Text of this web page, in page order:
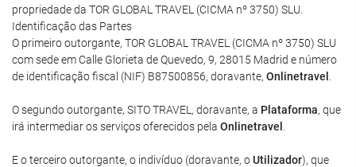
propriedade da TOR GLOBAL TRAVEL (CICMA nº 3750) SLU.
Identificação das Partes
O primeiro outorgante, TOR GLOBAL TRAVEL (CICMA nº 3750) SLU
com sede em Calle Glorieta de Quevedo, 9, 28015 Madrid e número
de identificação fiscal (NIF) B87500856, doravante, Onlinetravel
O segundo outorgante, SITO TRAVEL, doravante, a Plataforma, que
irá intermediar os serviços oferecidos pela Onlinetravel
E o terceiro outorgante, o indivíduo (doravante, oUtilizador), que